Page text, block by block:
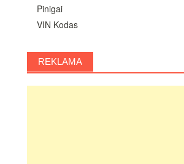
Pinigai
VIN Kodas
REKLAMA